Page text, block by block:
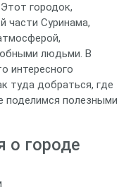
городок,
части Суринама,
людьми. В
интересного
туда добраться, где
поделимся полезными
о городе